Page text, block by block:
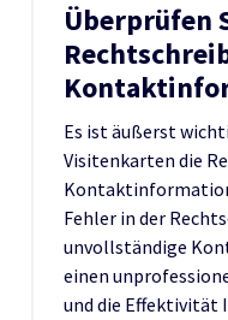
Überprüfen
Es ist äußerst
Visitenkarten die
Fehler in der
unvollständige
einen
und die Effektivität